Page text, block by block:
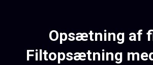
Opsætning af
​Filtopsætning